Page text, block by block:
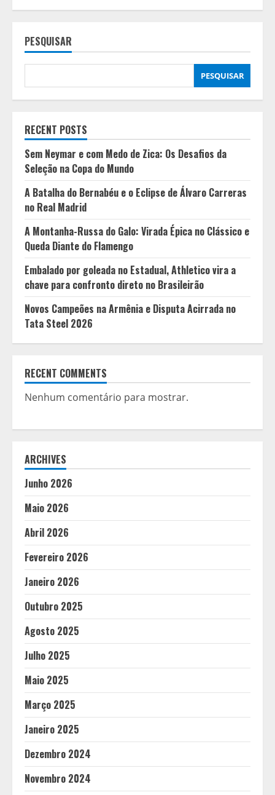
City
Acelerar
Entenda
PESQUISAR
PESQUISAR
RECENT POSTS
Sem Neymar e com Medo de Zica: Os Desafios da
Seleção na Copa do Mundo
A Batalha do Bernabéu e o Eclipse de Álvaro Carreras
no Real Madrid
A Montanha-Russa do Galo: Virada Épica no Clássico e
Queda Diante do Flamengo
Embalado por goleada no Estadual, Athletico vira a
chave para confronto direto no Brasileirão
Novos Campeões na Armênia e Disputa Acirrada no
Tata Steel 2026
RECENT COMMENTS
Nenhum comentário para mostrar.
ARCHIVES
Junho 2026
Maio 2026
Abril 2026
Fevereiro 2026
Janeiro 2026
Outubro 2025
Agosto 2025
Julho 2025
Maio 2025
Março 2025
Janeiro 2025
Dezembro 2024
Novembro 2024